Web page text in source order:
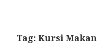
Tag: Kursi Makan